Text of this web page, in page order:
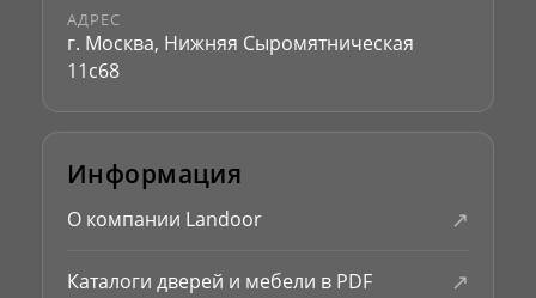
АДРЕС
г. Москва, Нижняя Сыромятническая
11с68
Информация
О компании Landoor ↗
Каталоги дверей и мебели в PDF ↗